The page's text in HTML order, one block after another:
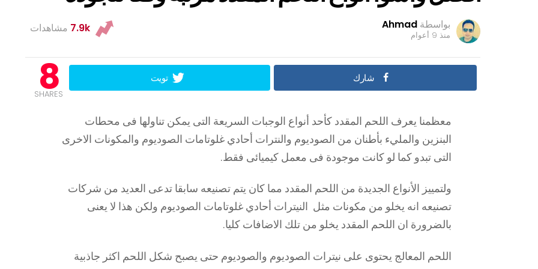
بواسطة Ahmad
منذ 9 أعوام
7.9k مشاهدات
8
SHARES
شارك تويت
معظمنا يعرف اللحم المقدد كأحد أنواع الوجبات السريعة التى يمكن تناولها فى محطات
البنزين والمليء بأطنان من الصوديوم والنترات أحادي غلوتامات الصوديوم والمكونات الاخرى
التى تبدو كما لو كانت موجودة فى معمل كيميائى فقط.
ولتمييز الأنواع الجديدة من اللحم المقدد مما كان يتم تصنيعه سابقا تدعى العديد من شركات
تصنيعه انه يخلو من مكونات مثل النيترات أحادي غلوتامات الصوديوم ولكن هذا لا يعنى
بالضرورة ان اللحم المقدد يخلو من تلك الاضافات كليا.
اللحم المعالج يحتوى على نيترات الصوديوم والصوديوم حتى يصبح شكل اللحم اكثر جاذبية